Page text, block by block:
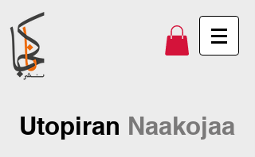
Utopiran Naakojaa